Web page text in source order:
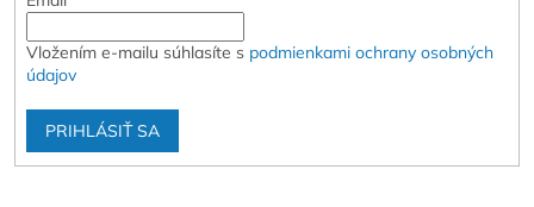
Vložením e-mailu súhlasíte s podmienkami ochrany osobných
údajov
PRIHLÁSIŤ SA